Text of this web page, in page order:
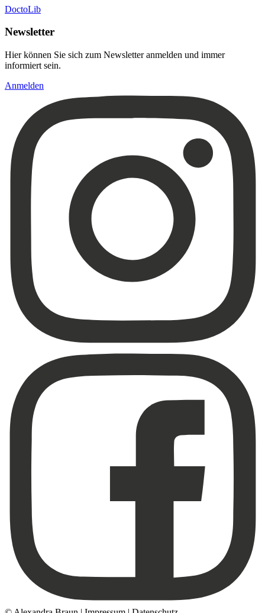
DoctoLib
Newsletter
Hier können Sie sich zum Newsletter anmelden und immer
informiert sein.
Anmelden